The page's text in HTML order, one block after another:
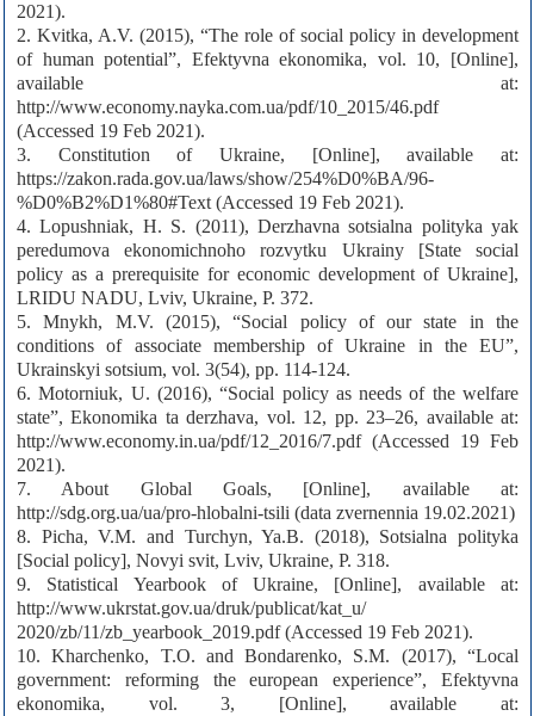
2021).
2. Kvitka, A.V. (2015), “The role of social policy in development
of human potential”, Efektyvna ekonomika, vol. 10, [Online],
available at:
http://www.economy.nayka.com.ua/pdf/10_2015/46.pdf
(Accessed 19 Feb 2021).
3. Constitution of Ukraine, [Online], available at:
https://zakon.rada.gov.ua/laws/show/254%D0%BA/96-
%D0%B2%D1%80#Text (Accessed 19 Feb 2021).
4. Lopushniak, H. S. (2011), Derzhavna sotsialna polityka yak
peredumova ekonomichnoho rozvytku Ukrainy [State social
policy as a prerequisite for economic development of Ukraine],
LRIDU NADU, Lviv, Ukraine, P. 372.
5. Mnykh, M.V. (2015), “Social policy of our state in the
conditions of associate membership of Ukraine in the EU”,
Ukrainskyi sotsium, vol. 3(54), pp. 114-124.
6. Motorniuk, U. (2016), “Social policy as needs of the welfare
state”, Ekonomika ta derzhava, vol. 12, pp. 23–26, available at:
http://www.economy.in.ua/pdf/12_2016/7.pdf (Accessed 19 Feb
2021).
7. About Global Goals, [Online], available at:
http://sdg.org.ua/ua/pro-hlobalni-tsili (data zvernennia 19.02.2021)
8. Picha, V.M. and Turchyn, Ya.B. (2018), Sotsialna polityka
[Social policy], Novyi svit, Lviv, Ukraine, P. 318.
9. Statistical Yearbook of Ukraine, [Online], available at:
http://www.ukrstat.gov.ua/druk/publicat/kat_u/
2020/zb/11/zb_yearbook_2019.pdf (Accessed 19 Feb 2021).
10. Kharchenko, T.O. and Bondarenko, S.M. (2017), “Local
government: reforming the european experience”, Efektyvna
ekonomika, vol. 3, [Online], available at: